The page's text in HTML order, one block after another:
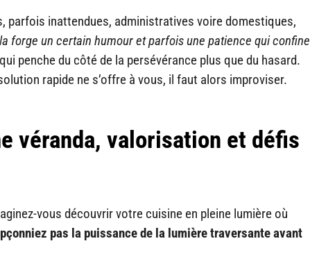
parfois inattendues, administratives voire domestiques,
forge un certain humour et parfois une patience qui confine
penche du côté de la persévérance plus que du hasard.
rapide ne s’offre à vous, il faut alors improviser.
véranda, valorisation et défis
vous découvrir votre cuisine en pleine lumière où
pas la puissance de la lumière traversante avant